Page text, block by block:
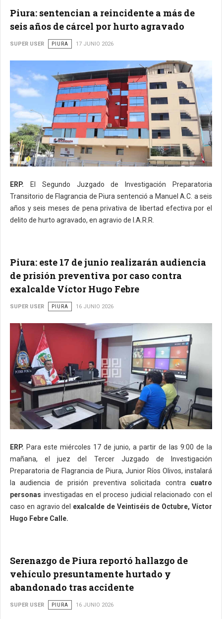
Piura: sentencian a reincidente a más de
seis años de cárcel por hurto agravado
SUPER USER PIURA 17 JUNIO 2026
ERP. El Segundo Juzgado de Investigación Preparatoria
Transitorio de Flagrancia de Piura sentenció a Manuel A.C. a seis
años y seis meses de pena privativa de libertad efectiva por el
delito de hurto agravado, en agravio de I.A.R.R.
Piura: este 17 de junio realizarán audiencia
de prisión preventiva por caso contra
exalcalde Víctor Hugo Febre
SUPER USER PIURA 16 JUNIO 2026
ERP. Para este miércoles 17 de junio, a partir de las 9:00 de la
mañana, el juez del Tercer Juzgado de Investigación
Preparatoria de Flagrancia de Piura, Junior Ríos Olivos, instalará
la audiencia de prisión preventiva solicitada contra cuatro
personas investigadas en el proceso judicial relacionado con el
caso en agravio del exalcalde de Veintiséis de Octubre, Víctor
Hugo Febre Calle.
Serenazgo de Piura reportó hallazgo de
vehículo presuntamente hurtado y
abandonado tras accidente
SUPER USER PIURA 16 JUNIO 2026